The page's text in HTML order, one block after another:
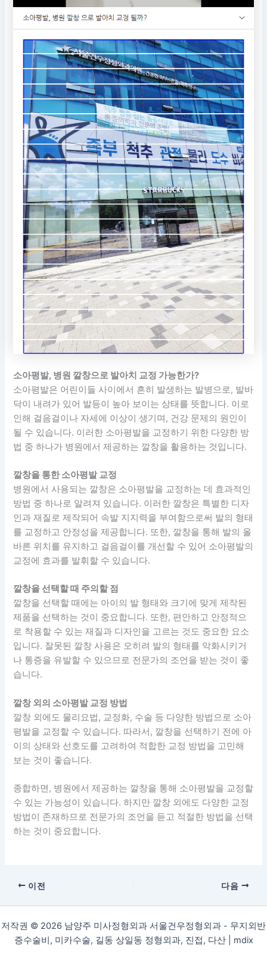
소아평발, 병원 깔창으로 발아치 교정 가능한가?
소아평발은 어린이들 사이에서 흔히 발생하는 발병으로, 발바
닥이 내려가 있어 발등이 높아 보이는 상태를 뜻합니다. 이로
인해 걸음걸이나 자세에 이상이 생기며, 건강 문제의 원인이
될 수 있습니다. 이러한 소아평발을 교정하기 위한 다양한 방
법 중 하나가 병원에서 제공하는 깔창을 활용하는 것입니다.
깔창을 통한 소아평발 교정
병원에서 사용되는 깔창은 소아평발을 교정하는 데 효과적인
방법 중 하나로 알려져 있습니다. 이러한 깔창은 특별한 디자
인과 재질로 제작되어 속발 지지력을 부여함으로써 발의 형태
를 교정하고 안정성을 제공합니다. 또한, 깔창을 통해 발의 올
바른 위치를 유지하고 걸음걸이를 개선할 수 있어 소아평발의
교정에 효과를 발휘할 수 있습니다.
깔창을 선택할 때 주의할 점
깔창을 선택할 때에는 아이의 발 형태와 크기에 맞게 제작된
제품을 선택하는 것이 중요합니다. 또한, 편안하고 안정적으
로 착용할 수 있는 재질과 디자인을 고르는 것도 중요한 요소
입니다. 잘못된 깔창 사용은 오히려 발의 형태를 악화시키거
나 통증을 유발할 수 있으므로 전문가의 조언을 받는 것이 좋
습니다.
깔창 외의 소아평발 교정 방법
깔창 외에도 물리요법, 교정화, 수술 등 다양한 방법으로 소아
평발을 교정할 수 있습니다. 따라서, 깔창을 선택하기 전에 아
이의 상태와 선호도를 고려하여 적합한 교정 방법을 고민해
보는 것이 좋습니다.
종합하면, 병원에서 제공하는 깔창을 통해 소아평발을 교정할
수 있는 가능성이 있습니다. 하지만 깔창 외에도 다양한 교정
방법이 존재하므로 전문가의 조언을 듣고 적절한 방법을 선택
하는 것이 중요합니다.
이전 다음
저작권 © 2026 남양주 미사정형외과 서울건우정형외과 - 무지외반
증수술비, 미카수술, 길동 상일동 정형외과, 진접, 다산 | mdix